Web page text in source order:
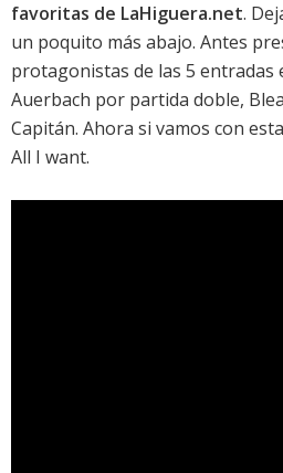
favoritas de LaHiguera.net.
un poquito más abajo. Antes
protagonistas de las 5 entradas
Auerbach por partida doble,
Capitán. Ahora si vamos con
All I want.